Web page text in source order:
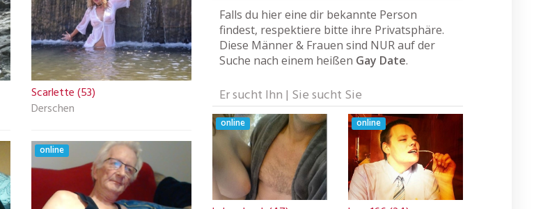
Scarlette (53)
Derschen
online
Falls du hier eine dir bekannte Person
findest, respektiere bitte ihre Privatsphäre.
Diese Männer & Frauen sind NUR auf der
Suche nach einem heißen Gay Date.
Er sucht Ihn | Sie sucht Sie
online online